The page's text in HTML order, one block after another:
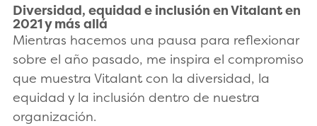
Diversidad, equidad e inclusión en Vitalant en
2021 y más allá
Mientras hacemos una pausa para reflexionar
sobre el año pasado, me inspira el compromiso
que muestra Vitalant con la diversidad, la
equidad y la inclusión dentro de nuestra
organización.